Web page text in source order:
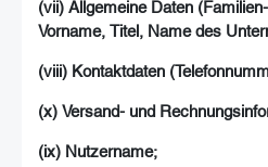
(vii) Allgemeine Daten
Vorname, Titel, Name des
(viii) Kontaktdaten
(x) Versand- und
(ix) Nutzername;